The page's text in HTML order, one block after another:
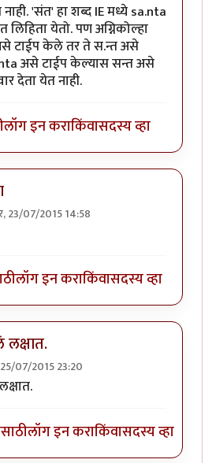
'संत' हा शब्द IE मध्ये sa.nta
येतो. पण अग्निकोल्हा
टाईप केले तर ते स.न्त असे
असे टाईप केल्यास सन्त असे
देता येत नाही.
लॉग इन कराकिंवासदस्य व्हा
23/07/2015 14:58
वापरताना समस्या
लॉग इन कराकिंवासदस्य व्हा
07/2015 23:20
करून पाहा
लॉग इन कराकिंवासदस्य व्हा